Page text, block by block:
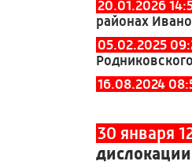
20.01.2026
районах
05.02.2025
16.08.2024
30 января